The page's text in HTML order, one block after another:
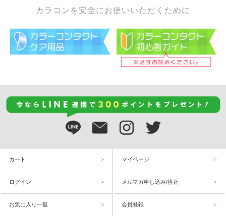
カラコンを安全にお使いいただくために
カート マイページ
ログイン メルマガ申し込み/停止
お気に入り一覧 会員登録